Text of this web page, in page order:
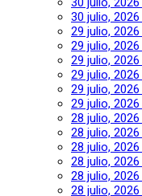
30 julio, 2026
29 julio, 2026
29 julio, 2026
29 julio, 2026
29 julio, 2026
29 julio, 2026
29 julio, 2026
28 julio, 2026
28 julio, 2026
28 julio, 2026
28 julio, 2026
28 julio, 2026
28 julio, 2026